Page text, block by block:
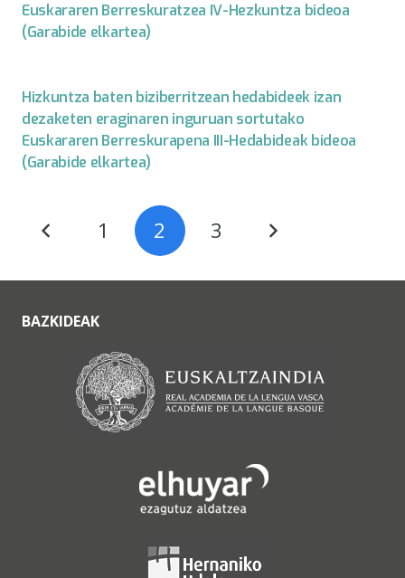
Euskararen Berreskuratzea IV-Hezkuntza bideoa
(Garabide elkartea)
Hizkuntza baten biziberritzean hedabideek izan
dezaketen eraginaren inguruan sortutako
Euskararen Berreskurapena III-Hedabideak bideoa
(Garabide elkartea)
1 2 3
BAZKIDEAK